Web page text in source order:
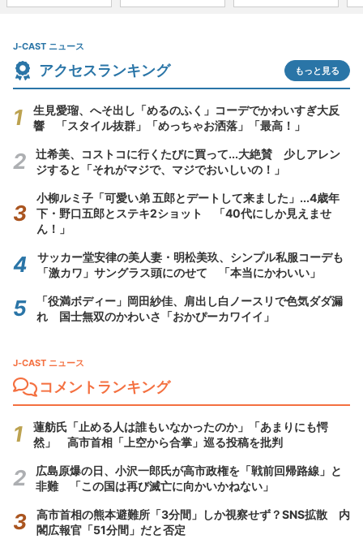
J-CAST ニュース
アクセスランキング もっと見る
生見愛瑠、へそ出し「めるのふく」コーデでかわいすぎ大反
響 「スタイル抜群」「めっちゃお洒落」「最高！」
辻希美、コストコに行くたびに買って...大絶賛 少しアレン
ジすると「それがマジで、マジでおいしいの！」
小柳ルミ子「可愛い弟 五郎とデートして来ました」...4歳年
下・野口五郎とステキ2ショット 「40代にしか見えませ
ん！」
サッカー堂安律の美人妻・明松美玖、シンプル私服コーデも
「激カワ」サングラス頭にのせて 「本当にかわいい」
「役満ボディー」岡田紗佳、肩出し白ノースリで色気ダダ漏
れ 国士無双のかわいさ「おかぴーカワイイ」
J-CAST ニュース
コメントランキング
蓮舫氏「止める人は誰もいなかったのか」「あまりにも愕
然」 高市首相「上空から合掌」巡る投稿を批判
広島原爆の日、小沢一郎氏が高市政権を「戦前回帰路線」と
非難 「この国は再び滅亡に向かいかねない」
高市首相の熊本避難所「3分間」しか視察せず？SNS拡散 内
閣広報官「51分間」だと否定